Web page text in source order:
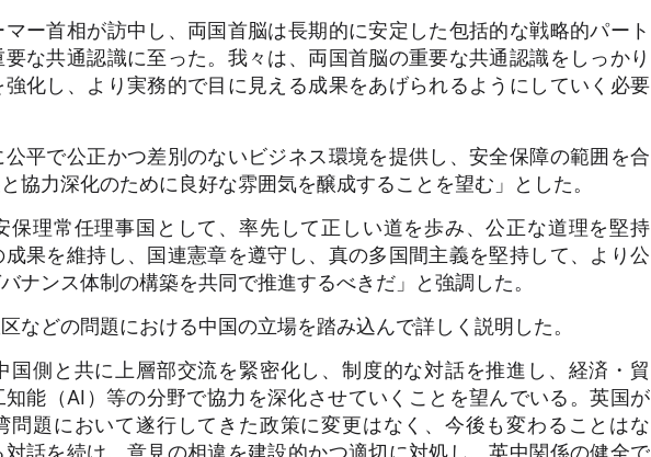
ー首相が訪中し、両国首脳は長期的に安定した包括的な戦略的パート
な共通認識に至った。我々は、両国首脳の重要な共通認識をしっかり
化し、より実務的で目に見える成果をあげられるようにしていく必要
平で公正かつ差別のないビジネス環境を提供し、安全保障の範囲を合
協力深化のために良好な雰囲気を醸成することを望む」とした。
理常任理事国として、率先して正しい道を歩み、公正な道理を堅持
果を維持し、国連憲章を遵守し、真の多国間主義を堅持して、より公
ナンス体制の構築を共同で推進するべきだ」と強調した。
などの問題における中国の立場を踏み込んで詳しく説明した。
側と共に上層部交流を緊密化し、制度的な対話を推進し、経済・貿
能（AI）等の分野で協力を深化させていくことを望んでいる。英国が
問題において遂行してきた政策に変更はなく、今後も変わることはな
話を続け、意見の相違を建設的かつ適切に対処し、英中関係の健全で